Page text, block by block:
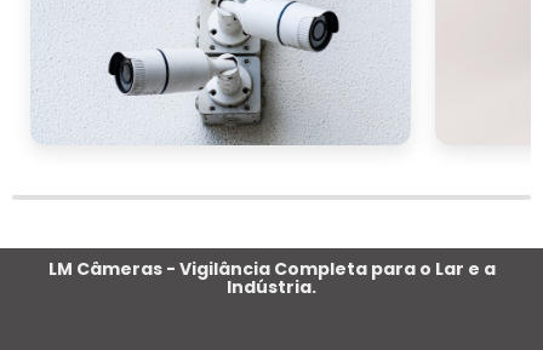
LM Câmeras - Vigilância Completa para o Lar e a
Indústria.